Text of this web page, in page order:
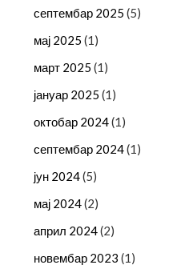
септембар 2025 (5)
мај 2025 (1)
март 2025 (1)
јануар 2025 (1)
октобар 2024(1)
септембар 2024(1)
јун 2024(5)
мај 2024(2)
април 2024(2)
новембар 2023 (1)